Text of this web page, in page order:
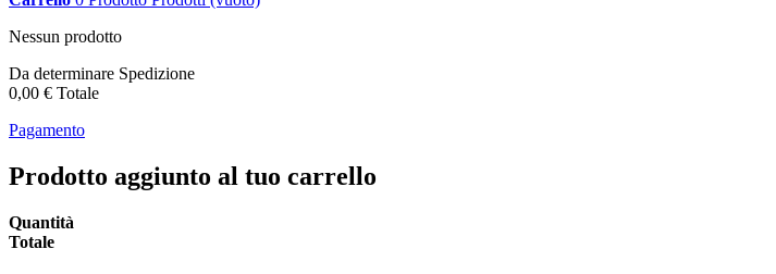
Nessun prodotto
Da determinare Spedizione
0,00 € Totale
Pagamento
Prodotto aggiunto al tuo carrello
Quantità
Totale